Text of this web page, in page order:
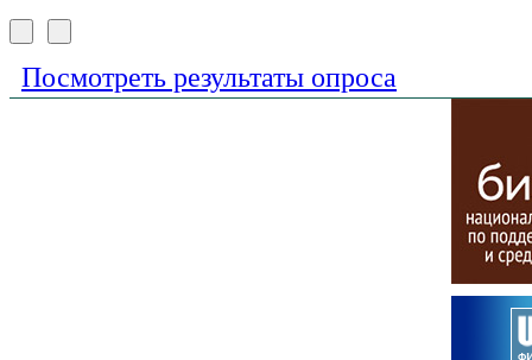
Посмотреть результаты опроса